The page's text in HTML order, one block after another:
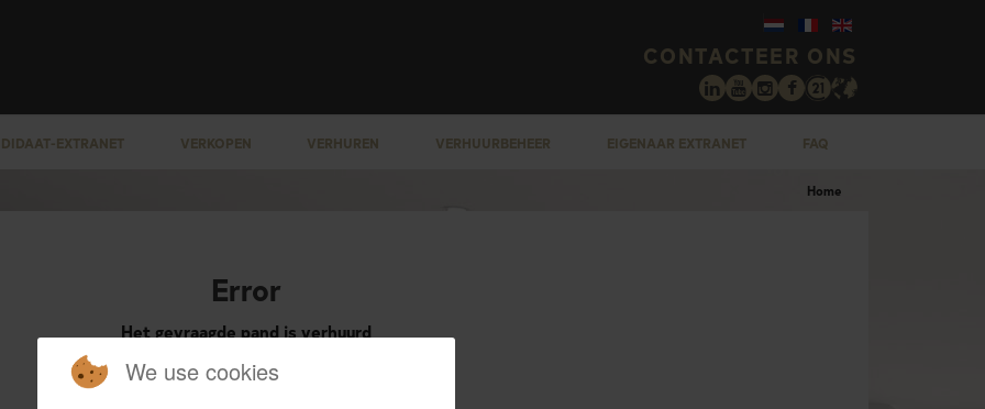
CONTACTEER ONS
EXTRANET VERKOPEN VERHUREN VERHUURBEHEER EIGENAAR EXTRANET FAQ
Home
Error
Het gevraagde pand is verhuurd
We use cookies